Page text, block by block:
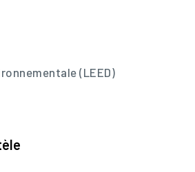
(LEED)